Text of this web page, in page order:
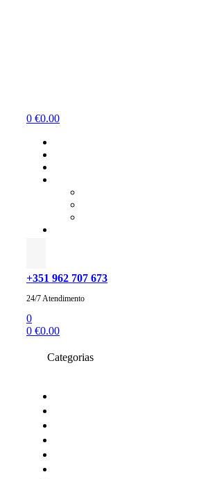
0 €0.00
+351 962 707 673
24/7 Atendimento
0
0 €0.00
Categorias